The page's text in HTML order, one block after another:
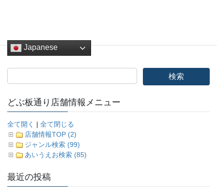
Japanese
どぶ板通り店舗情報メニュー
全て開く | 全て閉じる
店舗情報TOP (2)
ジャンル検索 (99)
あいうえお検索 (85)
最近の投稿